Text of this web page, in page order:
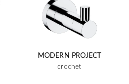
MODERN PROJECT
crochet